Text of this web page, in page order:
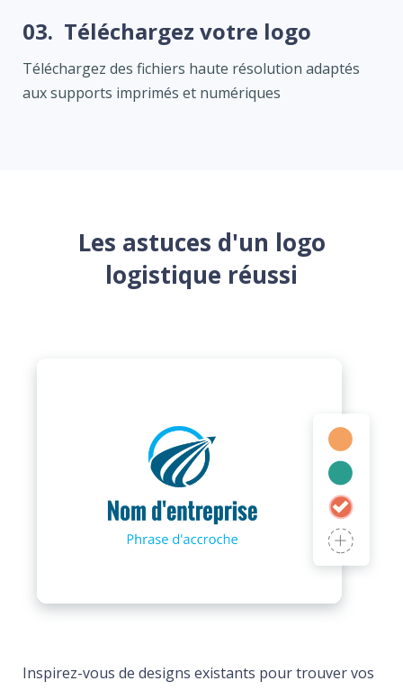
03. Téléchargez votre logo
Téléchargez des fichiers haute résolution adaptés
aux supports imprimés et numériques
Les astuces d'un logo
logistique réussi
Inspirez-vous de designs existants pour trouver vos